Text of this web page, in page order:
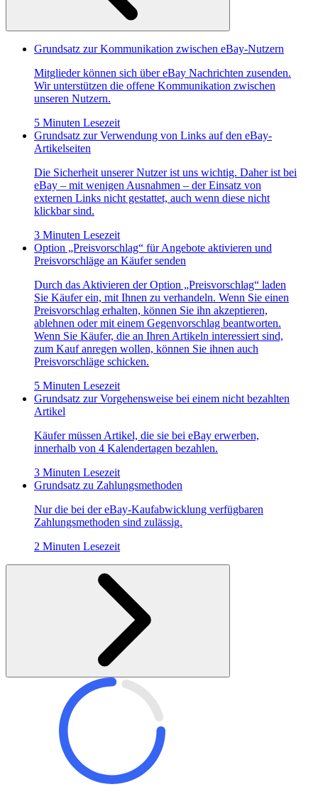
Grundsatz zur Kommunikation zwischen eBay-Nutzern
Mitglieder können sich über eBay Nachrichten zusenden.
Wir unterstützen die offene Kommunikation zwischen
unseren Nutzern.
5 Minuten Lesezeit
Grundsatz zur Verwendung von Links auf den eBay-
Artikelseiten
Die Sicherheit unserer Nutzer ist uns wichtig. Daher ist bei
eBay – mit wenigen Ausnahmen – der Einsatz von
externen Links nicht gestattet, auch wenn diese nicht
klickbar sind.
3 Minuten Lesezeit
Option „Preisvorschlag“ für Angebote aktivieren und
Preisvorschläge an Käufer senden
Durch das Aktivieren der Option „Preisvorschlag“ laden
Sie Käufer ein, mit Ihnen zu verhandeln. Wenn Sie einen
Preisvorschlag erhalten, können Sie ihn akzeptieren,
ablehnen oder mit einem Gegenvorschlag beantworten.
Wenn Sie Käufer, die an Ihren Artikeln interessiert sind,
zum Kauf anregen wollen, können Sie ihnen auch
Preisvorschläge schicken.
5 Minuten Lesezeit
Grundsatz zur Vorgehensweise bei einem nicht bezahlten
Artikel
Käufer müssen Artikel, die sie bei eBay erwerben,
innerhalb von 4 Kalendertagen bezahlen.
3 Minuten Lesezeit
Grundsatz zu Zahlungsmethoden
Nur die bei der eBay-Kaufabwicklung verfügbaren
Zahlungsmethoden sind zulässig.
2 Minuten Lesezeit